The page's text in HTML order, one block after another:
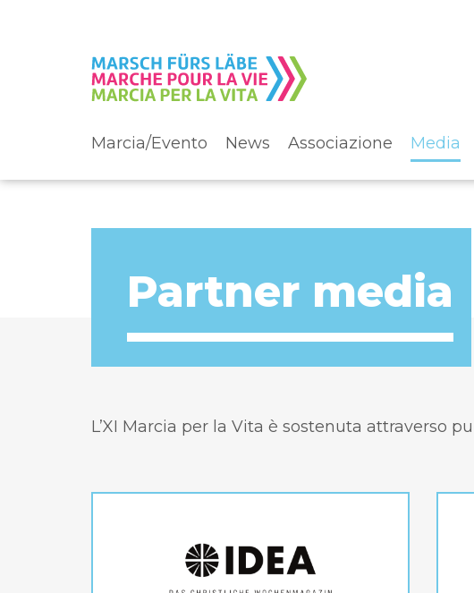
Marcia/Evento News Associazione Media
Partner media
L’XI Marcia per la Vita è sostenuta attraverso